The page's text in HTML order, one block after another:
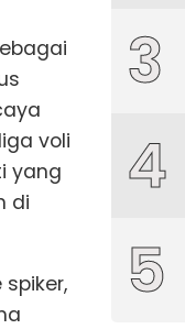
voli
yang
di
3
4
5